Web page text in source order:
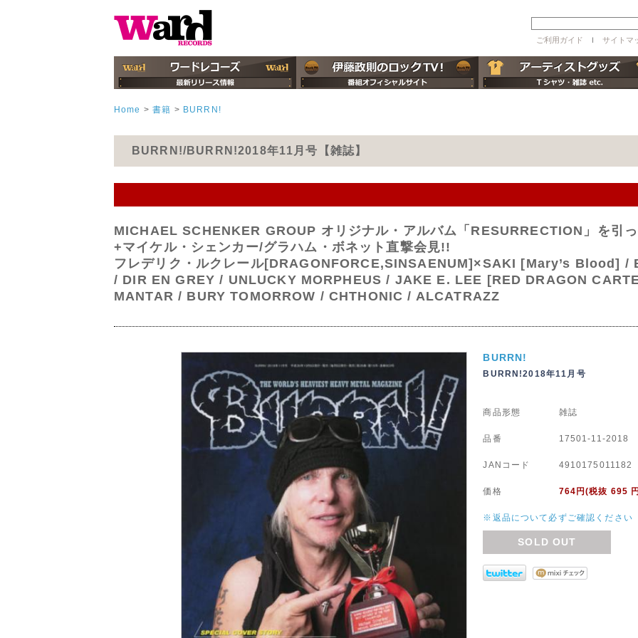
ご利用ガイド ｌ サイトマ
Home > 書籍 > BURRN!
BURRN!/BURRN!2018年11月号【雑誌】
MICHAEL SCHENKER GROUP オリジナル・アルバム「RESURRECTION」を引
+マイケル・シェンカー/グラハム・ボネット直撃会見!!
フレデリク・ルクレール[DRAGONFORCE,SINSAENUM]×SAKI [Mary’s Blood]
/ DIR EN GREY / UNLUCKY MORPHEUS / JAKE E. LEE [RED DRAGON
MANTAR / BURY TOMORROW / CHTHONIC / ALCATRAZZ
BURRN!
BURRN!2018年11月号
商品形態 雑誌
品番 17501-11-2018
JANコード 4910175011182
価格 764円(税抜 695
※返品について必ずご確認ください
SOLD OUT